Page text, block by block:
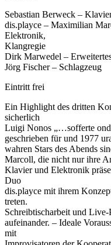
Sebastian Berweck –
dis.playce – Maximilian
Elektronik,
Klangregie
Dirk Marwedel –
Jörg Fischer – Schlagzeug
Eintritt frei
Ein Highlight des dritten
sicherlich
Luigi Nonos „…sofferte
geschrieben für und 1977
wahren Stars des Abends
Marcoll, die nicht nur ihre
Klavier und Elektronik
Duo
dis.playce mit ihrem
treten.
Schreibtischarbeit und
aufeinander. – Ideale
mit